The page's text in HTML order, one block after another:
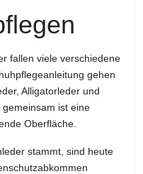
fallen viele verschiedene
gehen
Alligatorleder und
ist eine
Oberfläche.
stammt, sind heute